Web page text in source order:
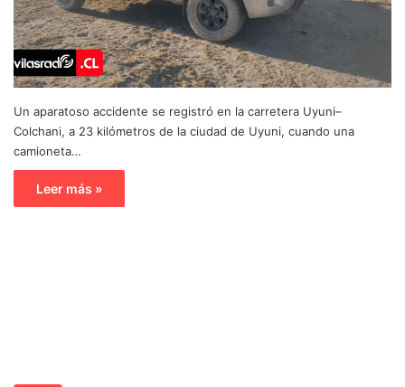
Un aparatoso accidente se registró en la carretera Uyuni–
Colchani, a 23 kilómetros de la ciudad de Uyuni, cuando una
camioneta…
Leer más »